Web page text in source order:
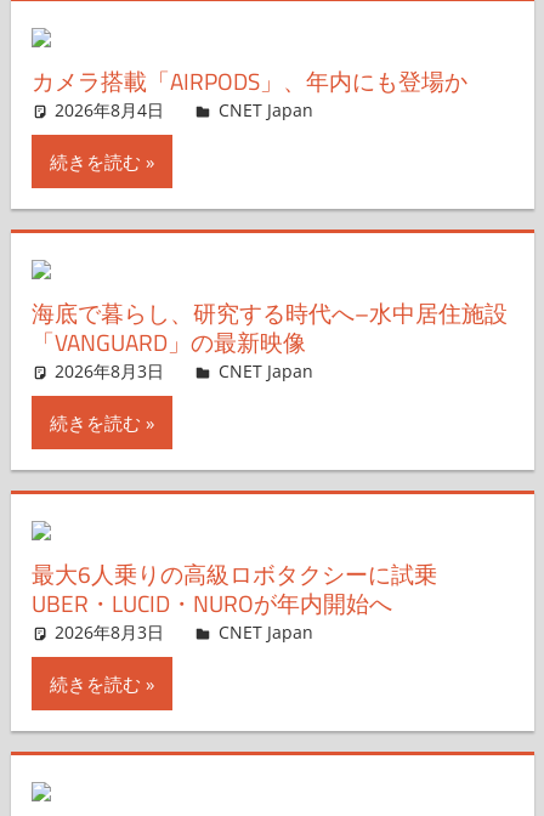
カメラ搭載「AIRPODS」、年内にも登場か
2026年8月4日 CNET Japan
続きを読む
海底で暮らし、研究する時代へ–水中居住施設
「VANGUARD」の最新映像
2026年8月3日 CNET Japan
続きを読む
最大6人乗りの高級ロボタクシーに試乗
UBER・LUCID・NUROが年内開始へ
2026年8月3日 CNET Japan
続きを読む